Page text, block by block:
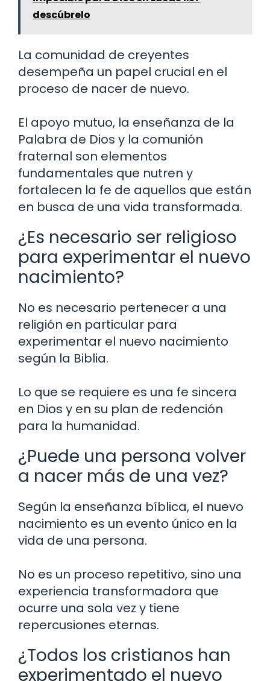
descúbrelo
La comunidad de creyentes
desempeña un papel crucial en el
proceso de nacer de nuevo.
El apoyo mutuo, la enseñanza de la
Palabra de Dios y la comunión
fraternal son elementos
fundamentales que nutren y
fortalecen la fe de aquellos que están
en busca de una vida transformada.
¿Es necesario ser religioso
para experimentar el nuevo
nacimiento?
No es necesario pertenecer a una
religión en particular para
experimentar el nuevo nacimiento
según la Biblia.
Lo que se requiere es una fe sincera
en Dios y en su plan de redención
para la humanidad.
¿Puede una persona volver
a nacer más de una vez?
Según la enseñanza bíblica, el nuevo
nacimiento es un evento único en la
vida de una persona.
No es un proceso repetitivo, sino una
experiencia transformadora que
ocurre una sola vez y tiene
repercusiones eternas.
¿Todos los cristianos han
experimentado el nuevo